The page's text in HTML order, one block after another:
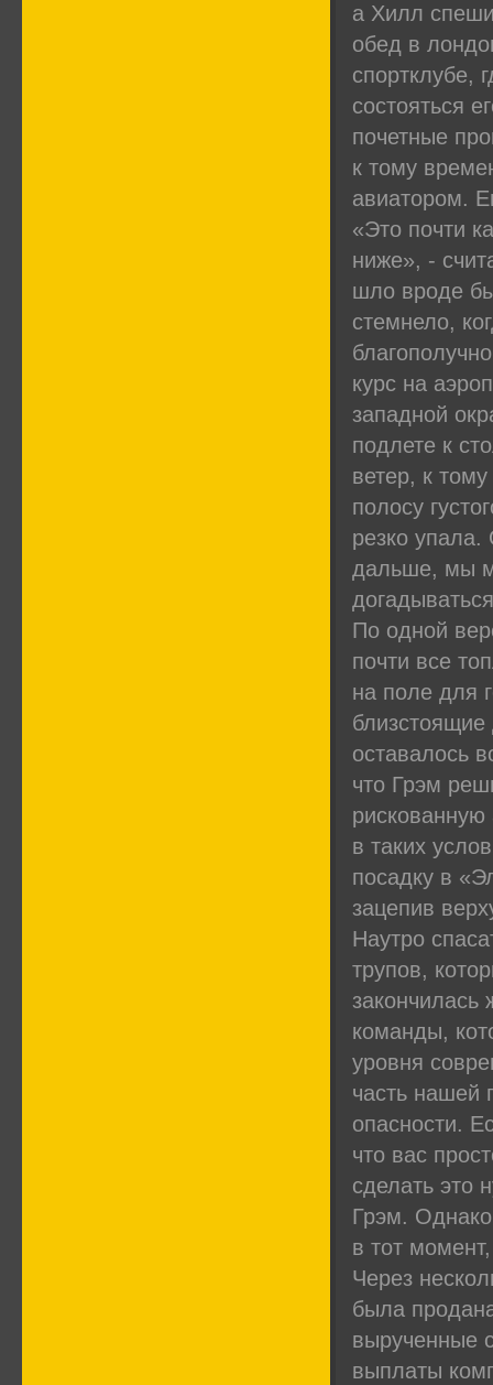
а Хилл
обед в
спортклубе,
состояться
почетные
к тому
авиатором.
«Это почти
ниже», -
шло вроде
стемнело,
курс на
западной
подлете к
ветер, к
полосу
резко упала.
дальше, мы
По одной
почти все
на поле для
оставалось
что Грэм
в таких
посадку в
зацепив
Наутро
трупов,
закончилась
команды,
уровня
часть нашей
опасности.
что вас
сделать это
Грэм.
в тот
Через
была
вырученные
выплаты